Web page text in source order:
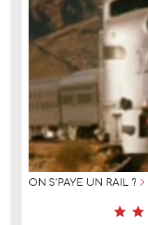
ON S’PAYE UN RAIL ?